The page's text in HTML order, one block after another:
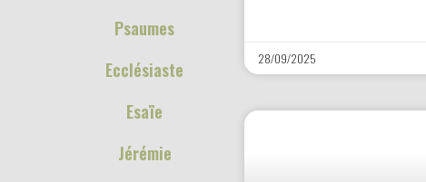
Psaumes
Ecclésiaste
Esaïe
Jérémie
28/09/2025